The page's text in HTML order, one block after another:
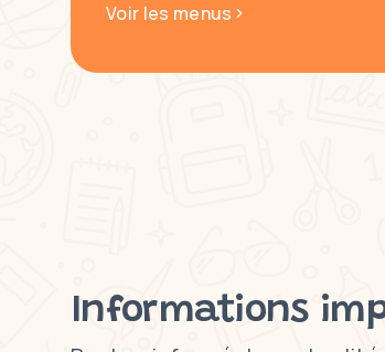
Voir les menus
Informations